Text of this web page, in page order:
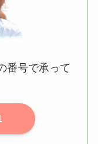
番号で承って